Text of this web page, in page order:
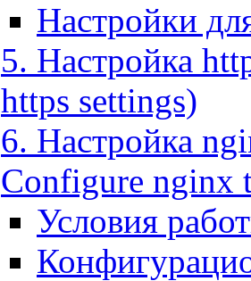
Настройки
5. Настройка
https settings)
6. Настройка
Configure nginx
Условия